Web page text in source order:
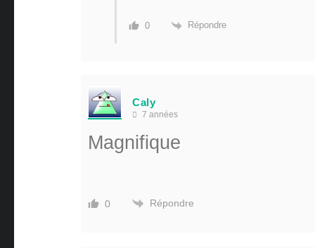
0 Répondre
Caly
7 années
Magnifique
0 Répondre